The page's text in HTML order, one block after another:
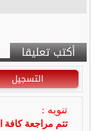
أكتب تعليقا
التسجيل
تنويه :
تتم مراجعة كافة